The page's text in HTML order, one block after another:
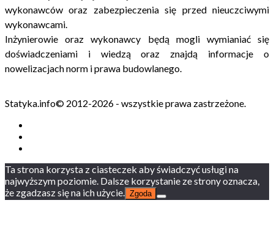
wykonawców oraz zabezpieczenia się przed nieuczciwymi
wykonawcami.
Inżynierowie oraz wykonawcy będą mogli wymianiać się
doświadczeniami i wiedzą oraz znajdą informacje o
nowelizacjach norm i prawa budowlanego.
Statyka.info© 2012-2026 - wszystkie prawa zastrzeżone.
Ta strona korzysta z ciasteczek aby świadczyć usługi na
najwyższym poziomie. Dalsze korzystanie ze strony oznacza,
że zgadzasz się na ich użycie.
Zgoda